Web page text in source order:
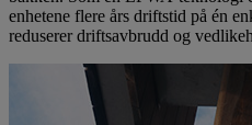
enhetene flere års driftstid på én
reduserer driftsavbrudd og